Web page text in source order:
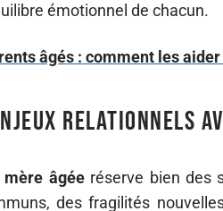
émotionnel de chacun.
âgés : comment les
relationnels
mère âgéeréserve bien des
des fragilités